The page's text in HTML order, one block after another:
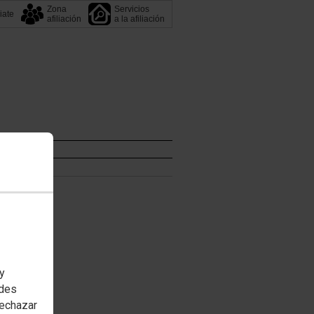
Zona
afiliación
Servicios
a la afiliación